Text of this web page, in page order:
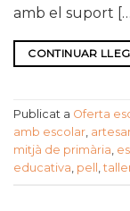
amb el suport
CONTINUAR
Publicat a Oferta
amb escolar,
mitjà de primària,
educativa, pell ,